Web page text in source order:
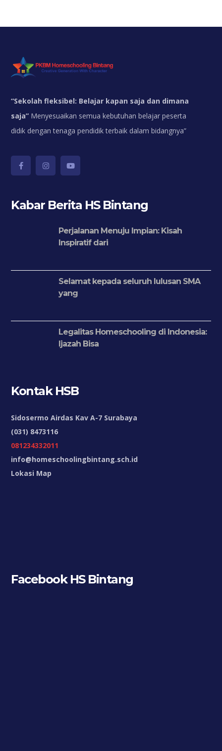
“Sekolah fleksibel: Belajar kapan saja dan dimana
saja” Menyesuaikan semua kebutuhan belajar peserta
didik dengan tenaga pendidik terbaik dalam bidangnya”
Kabar Berita HS Bintang
Perjalanan Menuju Impian: Kisah
Inspiratif dari
Selamat kepada seluruh lulusan SMA
yang
Legalitas Homeschooling di Indonesia:
Ijazah Bisa
Kontak HSB
Sidosermo Airdas Kav A-7 Surabaya
(031) 8473116
081234332011
info@homeschoolingbintang.sch.id
Lokasi Map
Facebook HS Bintang